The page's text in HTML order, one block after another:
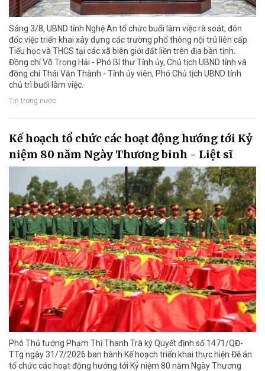
Sáng 3/8, UBND tỉnh Nghệ An tổ chức buổi làm việc rà soát, đôn
đốc việc triển khai xây dựng các trường phổ thông nội trú liên cấp
Tiểu học và THCS tại các xã biên giới đất liền trên địa bàn tỉnh.
Đồng chí Võ Trọng Hải - Phó Bí thư Tỉnh ủy, Chủ tịch UBND tỉnh và
đồng chí Thái Văn Thành - Tỉnh ủy viên, Phó Chủ tịch UBND tỉnh
chủ trì buổi làm việc.
Tin trong nước
Kế hoạch tổ chức các hoạt động hướng tới Kỷ
niệm 80 năm Ngày Thương binh - Liệt sĩ
Phó Thủ tướng Phạm Thị Thanh Trà ký Quyết định số 1471/QĐ-
TTg ngày 31/7/2026 ban hành Kế hoạch triển khai thực hiện Đề án
tổ chức các hoạt động hướng tới Kỷ niệm 80 năm Ngày Thương